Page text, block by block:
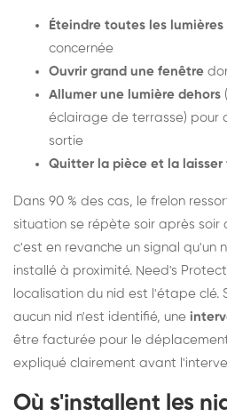
Éteindre toutes les
concernée
Ouvrir grand une fenêtre
Allumer une lumière dehors
éclairage de terrasse) pour
sortie
Quitter la pièce et la laisser
Dans 90 % des cas, le frelon
situation se répète soir après soir
c'est en revanche un signal qu'un
installé à proximité. Need's
localisation du nid est l'étape clé.
aucun nid n'est identifié, une
être facturée pour le
expliqué clairement avant
Où s'installent les